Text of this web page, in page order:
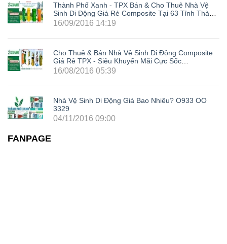
Thành Phố Xanh - TPX Bán & Cho Thuê Nhà Vệ
Sinh Di Động Giá Rẻ Composite Tại 63 Tỉnh Thành
Trong Cả Nước: Hà Nội, Hải Phòng, Hồ Chí Minh,
- Vũng Tàu, Tây Ninh, Bình Phước, Lâm Đồng,
16/09/2016 14:19
Cho Thuê & Bán Nhà Vệ Sinh Di Động Composite
Giá Rẻ TPX - Siêu Khuyến Mãi Cực Sốc
LH0933003329
16/08/2016 05:39
Nhà Vệ Sinh Di Động Giá Bao Nhiêu? O933 OO
3329
04/11/2016 09:00
FANPAGE